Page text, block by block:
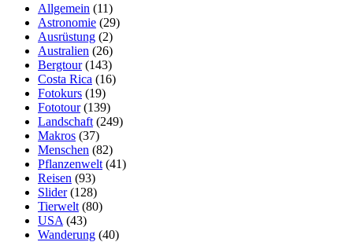
Allgemein (11)
Astronomie (29)
Ausrüstung (2)
Australien (26)
Bergtour(143)
Costa Rica (16)
Fotokurs (19)
Fototour(139)
Landschaft (249)
Makros (37)
Menschen (82)
Pflanzenwelt (41)
Reisen (93)
Slider(128)
Tierwelt (80)
USA (43)
Wanderung (40)